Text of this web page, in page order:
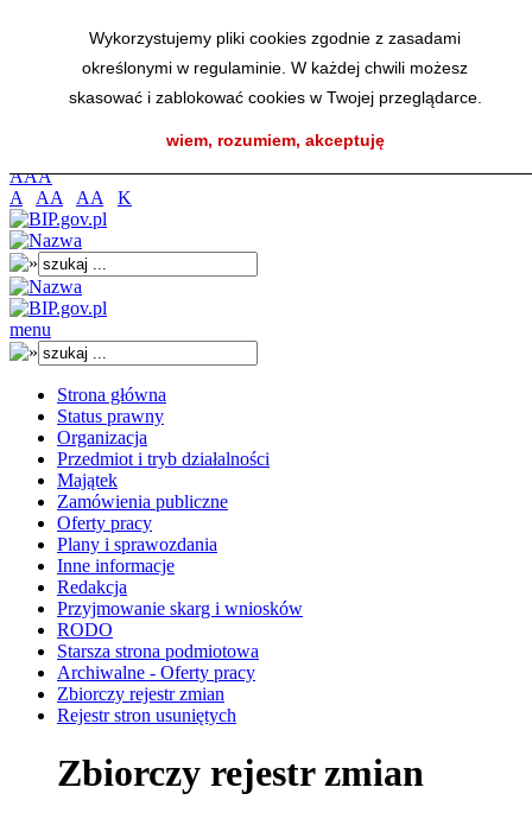
Wykorzystujemy pliki cookies zgodnie z zasadami
określonymi w regulaminie. W każdej chwili możesz
skasować i zablokować cookies w Twojej przeglądarce.
wiem, rozumiem, akceptuję
Przejdź do menu głównego
Przejdź do menu dolnego
Przejdź do mapy strony
Przejdź do wyszukiwarki
AAA
A
AA AA K
menu
Strona główna
Status prawny
Organizacja
Przedmiot i tryb działalności
Majątek
Zamówienia publiczne
Oferty pracy
Plany i sprawozdania
Inne informacje
Redakcja
Przyjmowanie skarg i wniosków
RODO
Starsza strona podmiotowa
Archiwalne - Oferty pracy
Zbiorczy rejestr zmian
Rejestr stron usuniętych
Zbiorczy rejestr zmian